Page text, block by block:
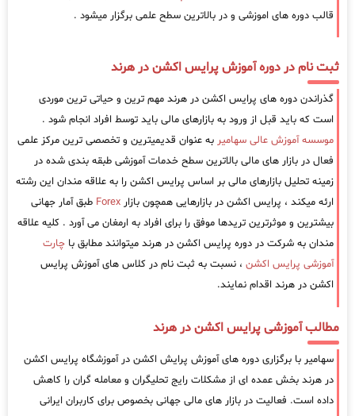
قالب دوره های اموزشی و در بالاترین سطح علمی برگزار میشود .
ثبت نام در دوره آموزش پرایس اکشن در هرند
گذراندن دوره های پرایس اکشن در هرند مهم ترین و حیاتی ترین موردی
است که باید قبل از ورود به بازارهای مالی باید توسط افراد انجام شود .
موسسه آموزش عالی سهامیر به عنوان قدیمیترین و تخصصی ترین مرکز علمی
فعال در بازار های مالی بالاترین سطح خدمات آموزشی طبقه بندی شده در
زمینه تحلیل بازارهای مالی بر اساس پرایس اکشن را به علاقه مندان این رشته
ارئه میکند ، پرایس اکشن در بازارهایی همچون بازار Forex طبق آمار جهانی
بیشترین و موثرترین تریدها موفق را برای افراد به ارمغان می آورد . کلیه علاقه
مندان به شرکت در دوره پرایس اکشن در هرند میتوانند مطابق با چارت
آموزشی پرایس اکشن ، نسبت به ثبت نام در کلاس های آموزش پرایس
اکشن در هرند اقدام نمایند.
مطالب آموزشی پرایس اکشن در هرند
سهامیر با برگزاری دوره های آموزش پرایش اکشن در آموزشگاه پرایس اکشن
در هرند بخش عمده ای از مشکلات رایج تحلیگران و معامله گران را کاهش
داده است. فعالیت در بازار های مالی جهانی بخصوص برای کاربران ایرانی